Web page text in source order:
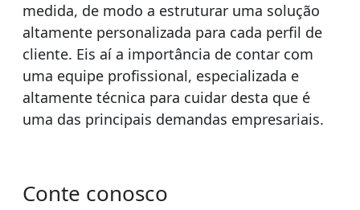
medida, de modo a estruturar uma solução
altamente personalizada para cada perfil de
cliente. Eis aí a importância de contar com
uma equipe profissional, especializada e
altamente técnica para cuidar desta que é
uma das principais demandas empresariais.
Conte conosco